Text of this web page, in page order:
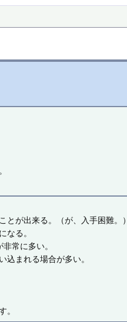
とが出来る。（が、入手困難。）
なる。
常に多い。
込まれる場合が多い。
。